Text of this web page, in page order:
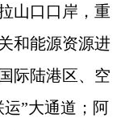
山口口岸，重
和能源资源进
际陆港区、空
”大通道；阿